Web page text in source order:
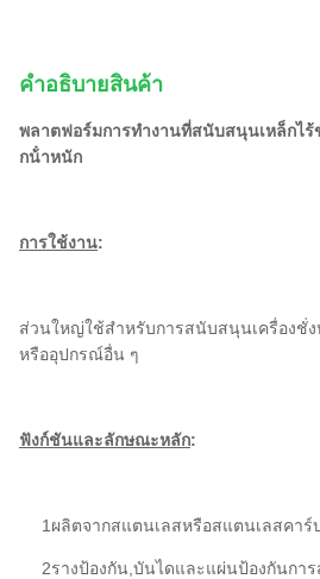
คําอธิบายสินค้า
พลาตฟอร์มการทํางานที่สนับสนุนเหล็กไร้
กน้ําหนัก
การใช้งาน:
ส่วนใหญ่ใช้สําหรับการสนับสนุนเครื่องชั่ง
หรืออุปกรณ์อื่น ๆ
ฟังก์ชันและลักษณะหลัก:
1ผลิตจากสแตนเลสหรือสแตนเลสคาร์
2รางป้องกัน,บันไดและแผ่นป้องกันกา